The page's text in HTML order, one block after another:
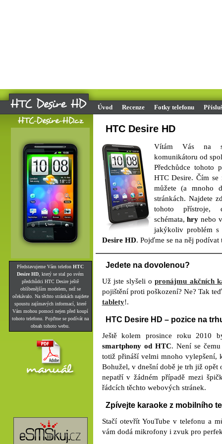
Představujeme Vám telefon HTC
Desire HD , který se stal po svém
předchůdci HTC Desire ještě
oblíbenějším modelem, než se
očekávalo. Na těchto stránkách najdete
spoustu zajímavých informací, které
Vám mohou pomoci nejen před koupí
tohoto telefonu. Pojďme se podívát na
obsah tohoto webu.
Úvod Recenze Fotky telefonu
HTC Desire HD
Vítám Vás na
komunikátoru od
Předchůdce tohoto
HTC Desire. Čím
můžete (a mnoho
stránkách. Najdete
tohoto přístroje,
schémata,hry nebo
jakýkoliv problém
Desire HD. Pojďme se na něj podívat
Jedete na dovolenou?
Už jste slyšeli opronájmu akčních
pojištění proti poškození? Ne? Tak
tablety!.
HTC Desire HD – pozice na
Ještě kolem prosince roku 2010
smartphony od HTC. Není se
totiž přináší velmi mnoho vylepšení,
Bohužel, v dnešní době je trh již opět
nepatří v žádném případě mezi
řádcích těchto webových stránek.
Zpívejte karaoke z mobilního
Stačí otevřít YouTube v telefonu a
vám dodá mikrofony i zvuk pro